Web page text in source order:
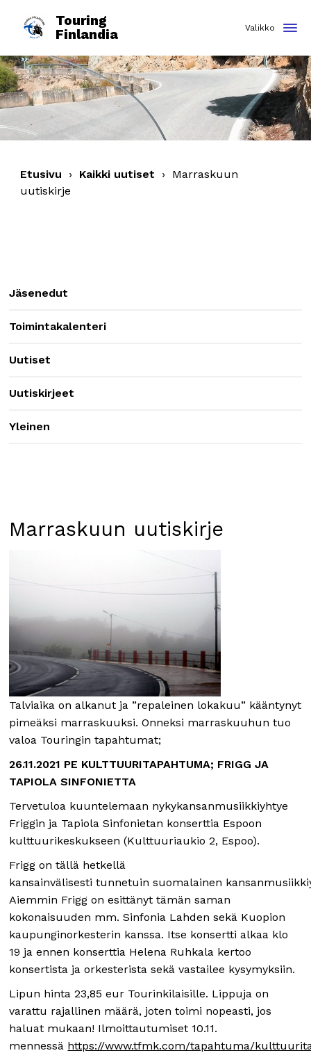
Touring
Finlandia
Etusivu › Kaikki uutiset › Marraskuun
uutiskirje
Jäsenedut
Toimintakalenteri
Uutiset
Uutiskirjeet
Yleinen
Marraskuun uutiskirje
Talviaika on alkanut ja ”repaleinen lokakuu” kääntynyt
pimeäksi marraskuuksi. Onneksi marraskuuhun tuo
valoa Touringin tapahtumat;
26.11.2021 PE KULTTUURITAPAHTUMA; FRIGG JA
TAPIOLA SINFONIETTA
Tervetuloa kuuntelemaan nykykansanmusiikkiyhtye
Friggin ja Tapiola Sinfonietan konserttia Espoon
kulttuurikeskukseen (Kulttuuriaukio 2, Espoo).
Frigg on tällä hetkellä
kansainvälisesti tunnetuin suomalainen
Aiemmin Frigg on esittänyt tämän saman
kokonaisuuden mm. Sinfonia Lahden sekä Kuopion
kaupunginorkesterin kanssa. Itse konsertti alkaa klo
19 ja ennen konserttia Helena Ruhkala kertoo
konsertista ja orkesterista sekä vastailee kysymyksiin.
Lipun hinta 23,85 eur Tourinkilaisille. Lippuja on
varattu rajallinen määrä, joten toimi nopeasti, jos
haluat mukaan! Ilmoittautumiset 10.11.
mennessä https://www.tfmk.com/tapahtuma/